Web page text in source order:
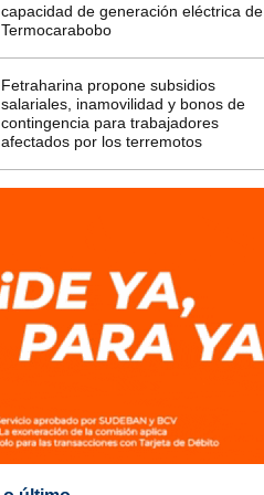
capacidad de generación eléctrica de
Termocarabobo
Fetraharina propone subsidios
salariales, inamovilidad y bonos de
contingencia para trabajadores
afectados por los terremotos